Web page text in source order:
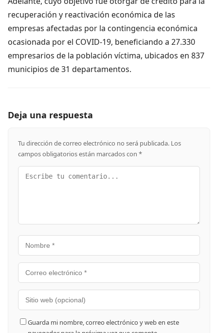
recuperación y reactivación económica de las
empresas afectadas por la contingencia económica
ocasionada por el COVID-19, beneficiando a 27.330
empresarios de la población víctima, ubicados en 837
municipios de 31 departamentos.
Deja una respuesta
Tu dirección de correo electrónico no será publicada. Los
campos obligatorios están marcados con *
Guarda mi nombre, correo electrónico y web en este